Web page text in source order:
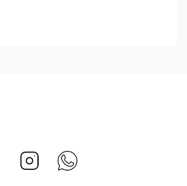
Facebook Instagram